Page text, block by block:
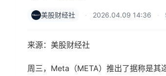
美股财经社 · 2026.04.09 14:36 ·
来源：美股财经社
周三，Meta（META）推出了据称是其